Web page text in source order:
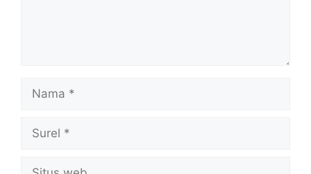
Nama
Surel
Situs